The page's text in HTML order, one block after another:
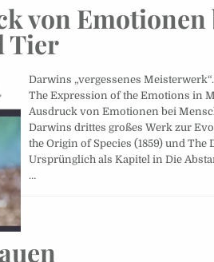
von Emotionen
Tier
Darwins „vergessenes
The Expression of the Emotions in
Ausdruck von Emotionen bei
Darwins drittes großes Werk zur
the Origin of Species (1859) und The
Ursprünglich als Kapitel in Die
…